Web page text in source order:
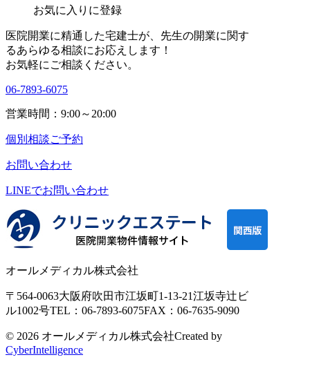
お気に入りに登録
医院開業に精通した宅建士が、 先生の開業に関す
るあらゆる相談にお応えします！
お気軽にご相談ください。
06-7893-6075
営業時間：9:00～20:00
個別相談ご予約
お問い合わせ
LINEでお問い合わせ
オールメディカル株式会社
〒564-0063大阪府吹田市江坂町1-13-21江坂寺辻ビ
ル1002号TEL：06-7893-6075FAX：06-7635-9090
© 2026 オールメディカル株式会社Created by
CyberIntelligence